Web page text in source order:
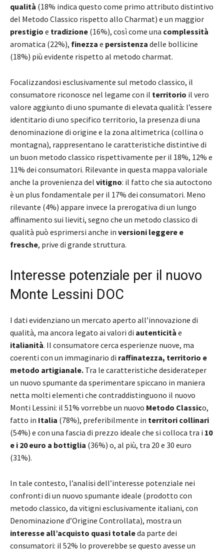
qualità (18% indica questo come primo attributo distintivo
del Metodo Classico rispetto allo Charmat) e un maggior
prestigio e tradizione (16%), così come una complessità
aromatica (22%), finezza e persistenza delle bollicine
(18%) più evidente rispetto al metodo charmat.
Focalizzandosi esclusivamente sul metodo classico, il
consumatore riconosce nel legame con il territorio il vero
valore aggiunto di uno spumante di elevata qualità: l’essere
identitario di uno specifico territorio, la presenza di una
denominazione di origine e la zona altimetrica (collina o
montagna), rappresentano le caratteristiche distintive di
un buon metodo classico rispettivamente per il 18%, 12% e
11% dei consumatori. Rilevante in questa mappa valoriale
anche la provenienza del vitigno: il fatto che sia autoctono
è un plus fondamentale per il 17% dei consumatori. Meno
rilevante (4%) appare invece la prerogativa di un lungo
affinamento sui lieviti, segno che un metodo classico di
qualità può esprimersi anche in versioni leggere e
fresche, prive di grande struttura.
Interesse potenziale per il nuovo
Monte Lessini DOC
I dati evidenziano un mercato aperto all’innovazione di
qualità, ma ancora legato ai valori di autenticità e
italianità. Il consumatore cerca esperienze nuove, ma
coerenti con un immaginario di raffinatezza, territorio e
metodo artigianale. Tra le caratteristiche desiderateper
un nuovo spumante da sperimentare spiccano in maniera
netta molti elementi che contraddistinguono il nuovo
Monti Lessini: il 51% vorrebbe un nuovo Metodo Classico,
fatto in Italia (78%), preferibilmente in territori collinari
(54%) e con una fascia di prezzo ideale che si colloca tra i 10
e i 20 euro a bottiglia (36%) o, al più, tra 20 e 30 euro
(31%).
In tale contesto, l’analisi dell’interesse potenziale nei
confronti di un nuovo spumante ideale (prodotto con
metodo classico, da vitigni esclusivamente italiani, con
Denominazione d’Origine Controllata), mostra un
interesse all’acquisto quasi totaleda parte dei
consumatori: il 52% lo proverebbe se questo avesse un